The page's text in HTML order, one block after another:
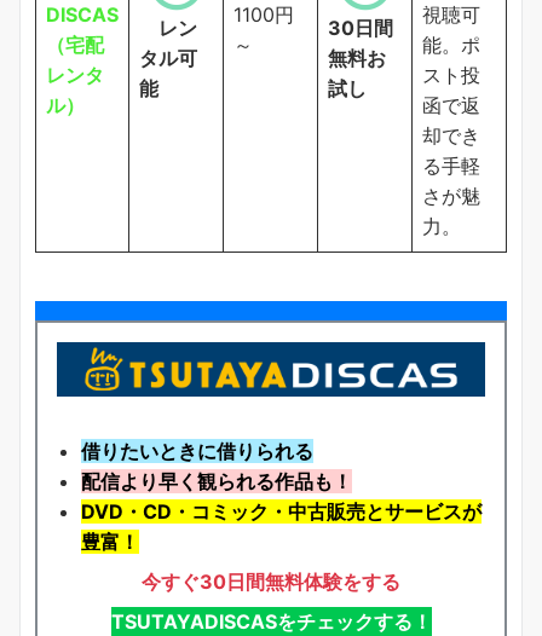
DISCAS
（宅配
レンタ
ル）
レン
タル可
能
1100円
～
30日間
無料お
試し
視聴可
能。ポ
スト投
函で返
却でき
る手軽
さが魅
力。
借りたいときに借りられる
配信より早く観られる作品も！
DVD・CD・コミック・中古販売とサービスが
豊富！
今すぐ30日間無料体験をする
TSUTAYADISCASをチェックする！